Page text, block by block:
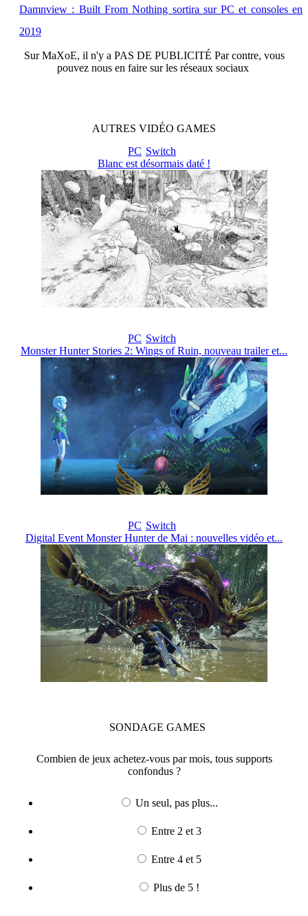
Damnview : Built From Nothing sortira sur PC et consoles en
2019
SurMaXoE, il n'y a PAS DE PUBLICITÉ Par contre, vous
pouvez nous en faire sur les réseaux sociaux
AUTRES VIDÉO GAMES
PC Switch
Blanc est désormais daté !
PC Switch
Monster Hunter Stories 2: Wings of Ruin, nouveau trailer et...
PC Switch
Digital Event Monster Hunter de Mai : nouvelles vidéo et...
SONDAGE GAMES
Combien de jeux achetez-vous par mois, tous supports
confondus ?
Un seul, pas plus...
Entre 2 et 3
Entre 4 et 5
Plus de 5 !